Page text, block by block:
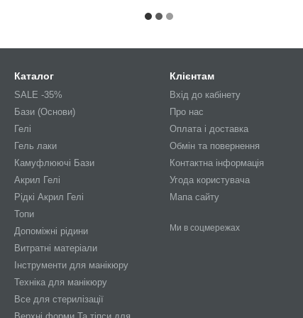
Каталог
SALE -35%
Бази (Основи)
Гелі
Гель лаки
Камуфлюючі Бази
Акрил Гелі
Рідкі Акрил Гелі
Топи
Допоміжні рідини
Витратні матеріали
Інструменти для манікюру
Техніка для манікюру
Все для стерилізації
Клієнтам
Вхід до кабінету
Про нас
Оплата і доставка
Обмін та повернення
Контактна інформація
Угода користувача
Мапа сайту
Ми в соцмережах